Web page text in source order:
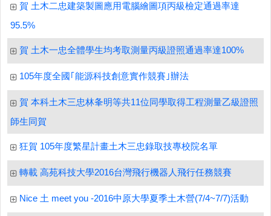
賀 土木二忠建築製圖應用電腦繪圖項丙級檢定通過率達
95.5%
賀 土木一忠全體學生均考取測量丙級證照通過率達100%
105年度全國｢能源科技創意實作競賽｣辦法
賀 本科土木三忠林夆明等共11位同學取得工程測量乙級證照
師生同賀
狂賀 105年度繁星計畫土木三忠錄取技專校院名單
轉載 高苑科技大學2016台灣飛行機器人飛行任務競賽
Nice 土 meet you -2016中原大學夏季土木營(7/4~7/7)活動